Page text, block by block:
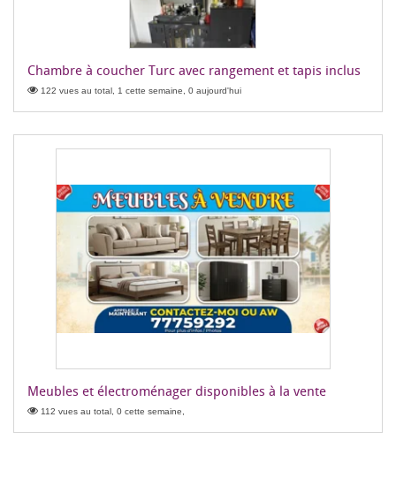
Chambre à coucher Turc avec rangement et tapis inclus
122 vues au total, 1 cette semaine, 0 aujourd'hui
Meubles et électroménager disponibles à la vente
112 vues au total, 0 cette semaine,